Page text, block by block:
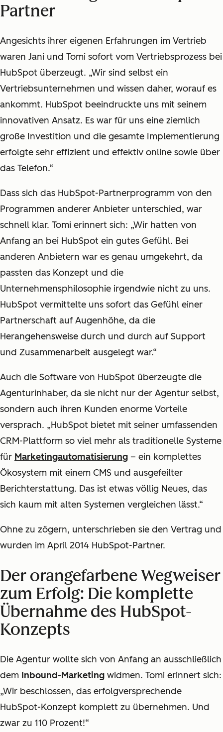
Partner
Angesichts ihrer eigenen Erfahrungen im Vertrieb
waren Jani und Tomi sofort vom Vertriebsprozess bei
HubSpot überzeugt. „Wir sind selbst ein
Vertriebsunternehmen und wissen daher, worauf es
ankommt. HubSpot beeindruckte uns mit seinem
innovativen Ansatz. Es war für uns eine ziemlich
große Investition und die gesamte Implementierung
erfolgte sehr effizient und effektiv online sowie über
das Telefon.“
Dass sich das HubSpot-Partnerprogramm von den
Programmen anderer Anbieter unterschied, war
schnell klar. Tomi erinnert sich: „Wir hatten von
Anfang an bei HubSpot ein gutes Gefühl. Bei
anderen Anbietern war es genau umgekehrt, da
passten das Konzept und die
Unternehmensphilosophie irgendwie nicht zu uns.
HubSpot vermittelte uns sofort das Gefühl einer
Partnerschaft auf Augenhöhe, da die
Herangehensweise durch und durch auf Support
und Zusammenarbeit ausgelegt war.“
Auch die Software von HubSpot überzeugte die
Agenturinhaber, da sie nicht nur der Agentur selbst,
sondern auch ihren Kunden enorme Vorteile
versprach. „HubSpot bietet mit seiner umfassenden
CRM-Plattform so viel mehr als traditionelle Systeme
für Marketingautomatisierung – ein komplettes
Ökosystem mit einem CMS und ausgefeilter
Berichterstattung. Das ist etwas völlig Neues, das
sich kaum mit alten Systemen vergleichen lässt.“
Ohne zu zögern, unterschrieben sie den Vertrag und
wurden im April 2014 HubSpot-Partner.
Der orangefarbene Wegweiser
zum Erfolg: Die komplette
Übernahme des HubSpot-
Konzepts
Die Agentur wollte sich von Anfang an ausschließlich
dem Inbound-Marketing widmen. Tomi erinnert sich:
„Wir beschlossen, das erfolgversprechende
HubSpot-Konzept komplett zu übernehmen. Und
zwar zu 110 Prozent!“